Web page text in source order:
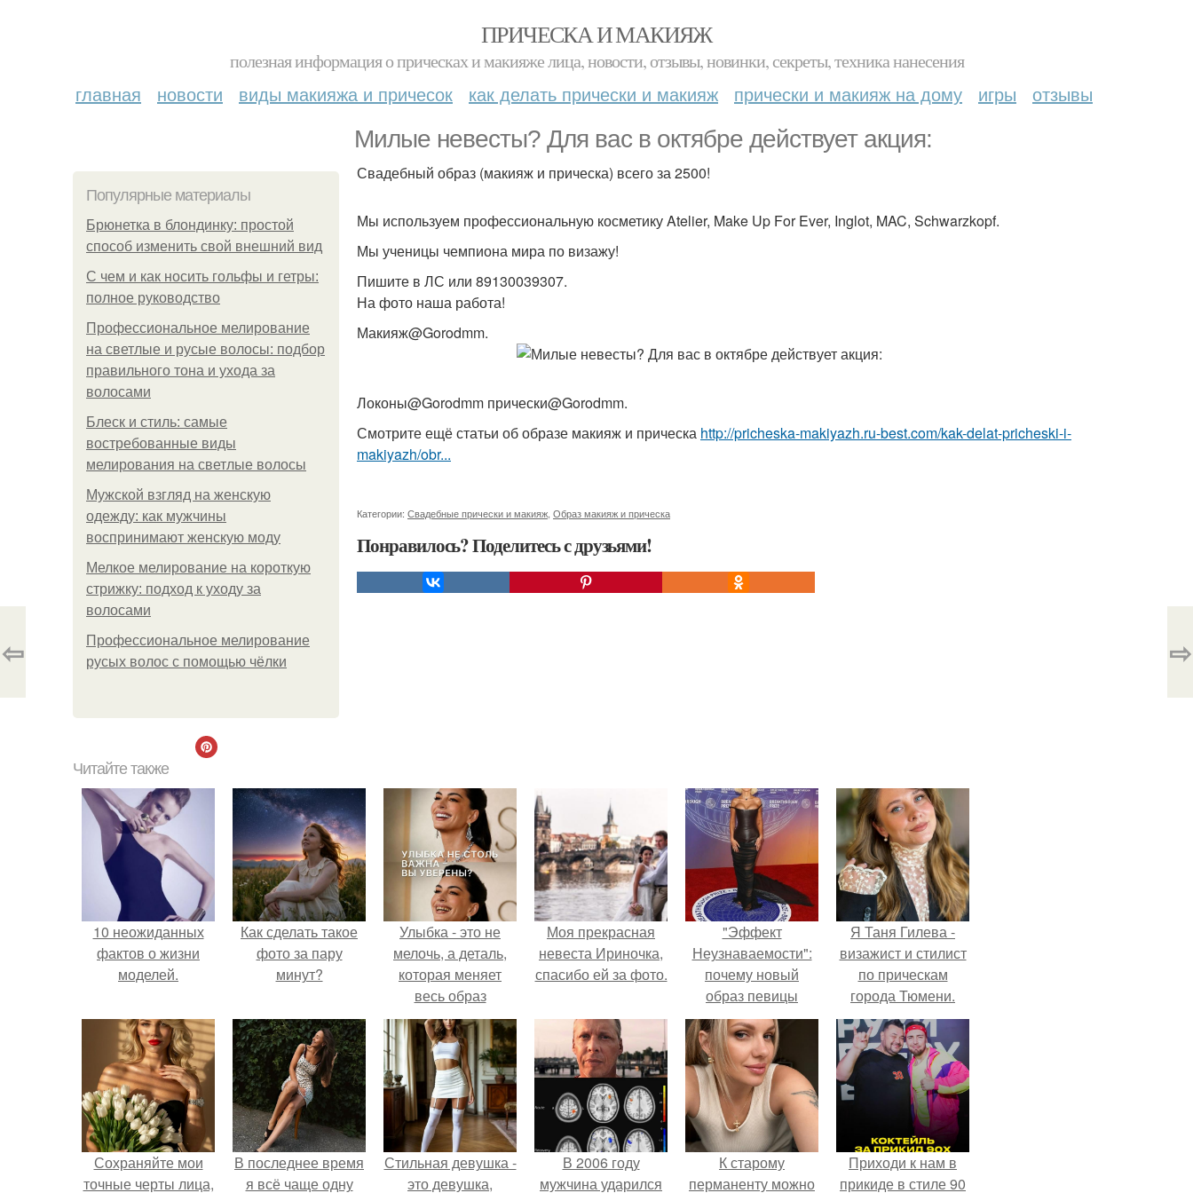
ПРИЧЕСКА И МАКИЯЖ
полезная информация о прическах и макияже лица, новости, отзывы, новинки, секреты, техника нанесения
главная новости виды макияжа и причесок как делать прически и макияж прически и макияж на дому игры отзывы
Милые невесты? Для вас в октябре действует акция:
Популярные материалы
Брюнетка в блондинку: простой
способ изменить свой внешний вид
С чем и как носить гольфы и гетры:
полное руководство
Профессиональное мелирование
на светлые и русые волосы: подбор
правильного тона и ухода за
волосами
Блеск и стиль: самые
востребованные виды
мелирования на светлые волосы
Мужской взгляд на женскую
одежду: как мужчины
воспринимают женскую моду
Мелкое мелирование на короткую
стрижку: подход к уходу за
волосами
Профессиональное мелирование
русых волос с помощью чёлки
Свадебный образ (макияж и прическа) всего за 2500!
Мы используем профессиональную косметику Atelier, Make Up For Ever, Inglot, MAC, Schwarzkopf.
Мы ученицы чемпиона мира по визажу!
Пишите в ЛС или 89130039307.
На фото наша работа!
Макияж@Gorodmm.
Локоны@Gorodmm прически@Gorodmm.
Смотрите ещё статьи об образе макияж и прическа http://pricheska-makiyazh.ru-best.com/kak-delat-pricheski-i-
makiyazh/obr...
Категории: Свадебные прически и макияж Образ макияж и прическа
Понравилось? Поделитесь с друзьями!
⇦ ⇨
Читайте также
10 неожиданных
фактов о жизни
моделей.
Как сделать такое
фото за пару
минут?
Улыбка - это не
мелочь, а деталь,
которая меняет
весь образ
человека.
Моя прекрасная
невеста Ириночка,
спасибо ей за фото.
"Эффект
Неузнаваемости":
почему новый
образ певицы
вызвал споры о
гранях
возможного?
Я Таня Гилева -
визажист и стилист
по прическам
города Тюмени.
Сохраняйте мои
точные черты лица,
В последнее время
я всё чаще одну
Стильная девушка -
это девушка,
В 2006 году
мужчина ударился
К старому
перманенту можно
Приходи к нам в
прикиде в стиле 90